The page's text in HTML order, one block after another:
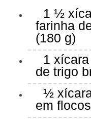
1 ½
farinha
(180 g)
1
de trigo
½
em